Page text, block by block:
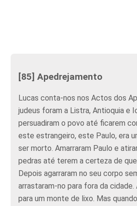
[85] Apedrejamento
Lucas conta-nos nos Actos dos
judeus foram a Listra, Antioquia e
persuadiram o povo até ficarem
este estrangeiro, este Paulo, era
ser morto. Amarraram Paulo e
pedras até terem a certeza de
Depois agarraram no seu corpo
arrastaram-no para fora da
para um monte de lixo. Mas